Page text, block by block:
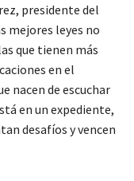
presidente del
mejores leyes no
que tienen más
en el
nacen de escuchar
en un expediente,
desafíos y vencen